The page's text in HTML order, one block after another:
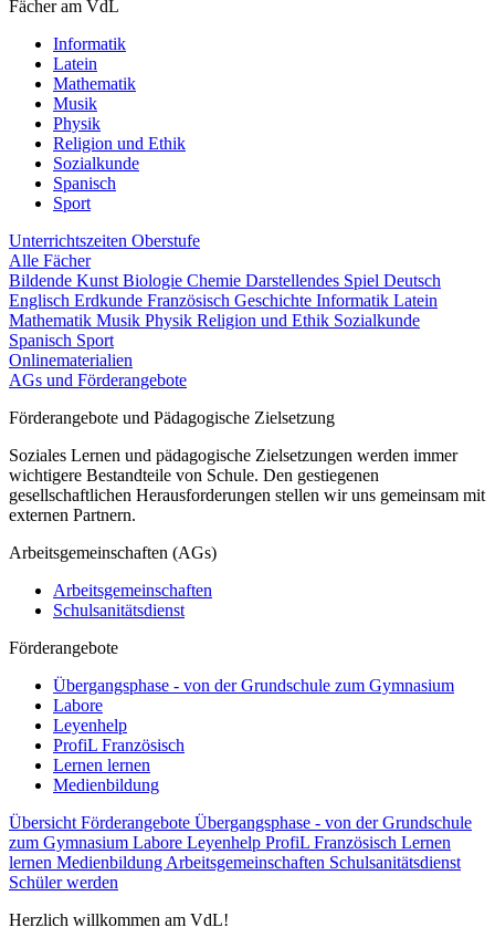
Fächer am VdL
Informatik
Latein
Mathematik
Musik
Physik
Religion und Ethik
Sozialkunde
Spanisch
Sport
Unterrichtszeiten Oberstufe
Alle Fächer
Bildende Kunst Biologie Chemie Darstellendes Spiel Deutsch
Englisch Erdkunde Französisch Geschichte Informatik Latein
Mathematik Musik Physik Religion und Ethik Sozialkunde
Spanisch Sport
Onlinematerialien
AGs und Förderangebote
Förderangebote und Pädagogische Zielsetzung
Soziales Lernen und pädagogische Zielsetzungen werden immer
wichtigere Bestandteile von Schule. Den gestiegenen
gesellschaftlichen Herausforderungen stellen wir uns gemeinsam mit
externen Partnern.
Arbeitsgemeinschaften (AGs)
Arbeitsgemeinschaften
Schulsanitätsdienst
Förderangebote
Übergangsphase - von der Grundschule zum Gymnasium
Labore
Leyenhelp
ProfiL Französisch
Lernen lernen
Medienbildung
Übersicht Förderangebote Übergangsphase - von der Grundschule
zum Gymnasium Labore Leyenhelp ProfiL Französisch Lernen
lernen Medienbildung Arbeitsgemeinschaften Schulsanitätsdienst
Schüler werden
Herzlich willkommen am VdL!